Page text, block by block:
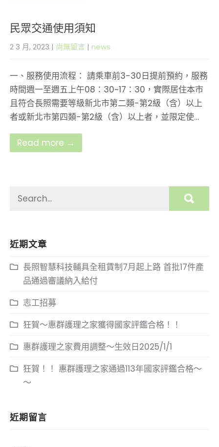
民眾交通使用須知
2 3 月, 2023 | 尚無留言 | news
一、服務使用流程： 請乘車前3-30日提前預約，服務
時間週一至週五上午08：30~17：30，實際居住本市
且符合長照需要等級新北市第二類-第2級（含）以上
者或新北市第四類-第2級（含）以上者，並限定使…
Read more →
近期文章
長照智慧科技輔具全租賃制7月起上路 首批17件產
品通過審議納入給付
志工招募
狂賀～惠群護理之家獲得國家評鑑合格！！
惠群護理之家費用調整～生效日2025/1/1
狂賀！！ 惠群護理之家通過113年國家評鑑合格～
～
近期留言